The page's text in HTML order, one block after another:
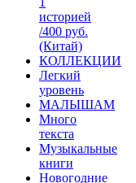
историей
/400 руб.
(Китай)
КОЛЛЕКЦИИ
Легкий
уровень
МАЛЫШАМ
Много
текста
Музыкальные
книги
Новогодние